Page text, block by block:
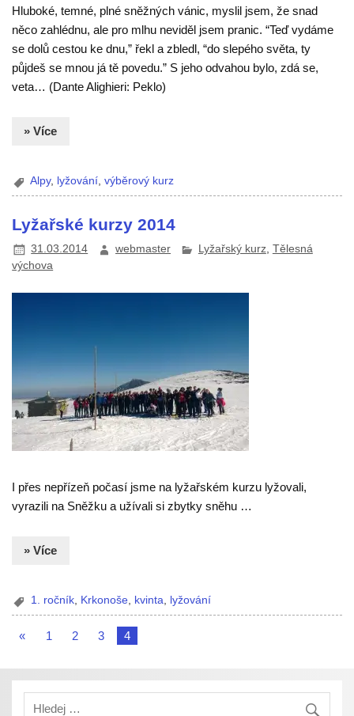
Hluboké, temné, plné sněžných vánic, myslil jsem, že snad
něco zahlédnu, ale pro mlhu neviděl jsem pranic. “Teď vydáme
se dolů cestou ke dnu,” řekl a zbledl, “do slepého světa, ty
půjdeš se mnou já tě povedu.” S jeho odvahou bylo, zdá se,
veta… (Dante Alighieri: Peklo)
» Více
Alpy, lyžování,výběrový kurz
Lyžařské kurzy 2014
31.03.2014 webmaster Lyžařský kurz, Tělesná
výchova
I přes nepřízeň počasí jsme na lyžařském kurzu lyžovali,
vyrazili na Sněžku a užívali si zbytky sněhu …
» Více
1. ročník, Krkonoše, kvinta, lyžování
« 1 2 3 4